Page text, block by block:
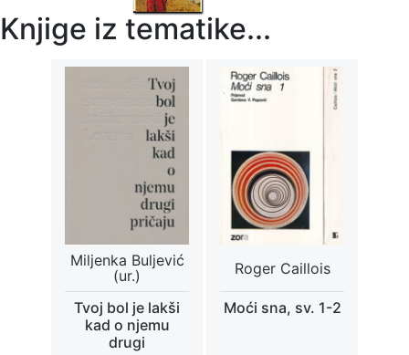
Knjige iz tematike...
Miljenka Buljević
(ur.)
Tvoj bol je lakši
kad o njemu
drugi
Roger Caillois
Moći sna, sv. 1-2